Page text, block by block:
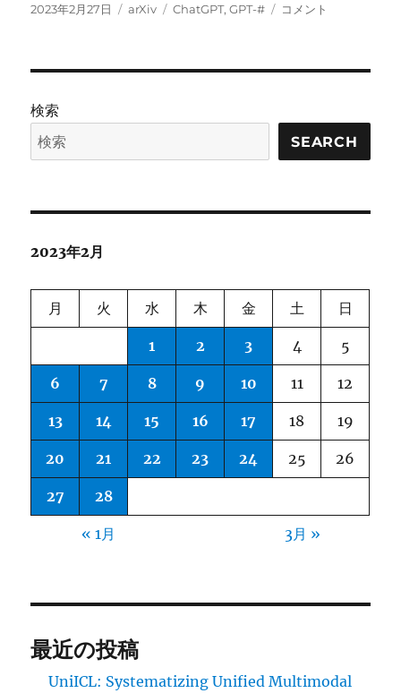
投
2023年2月27日
カ
arXiv
タ
ChatGPT,GPT-#
週
コメント
検索
SEARCH
2023年2月
月 火 水 木 金 土 日
1 2 3 4 5
6 7 8 9 10 11 12
13 14 15 16 17 18 19
20 21 22 23 24 25 26
27 28
« 1月 3月 »
最近の投稿
UniICL: Systematizing Unified Multimodal